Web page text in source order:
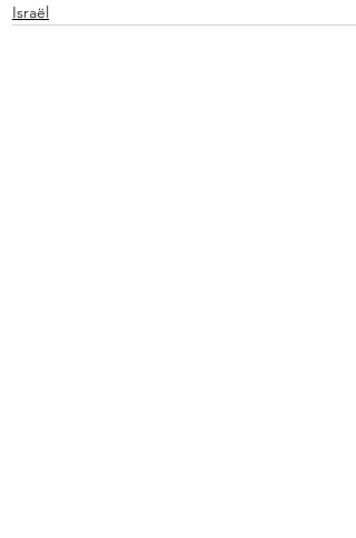
Israël